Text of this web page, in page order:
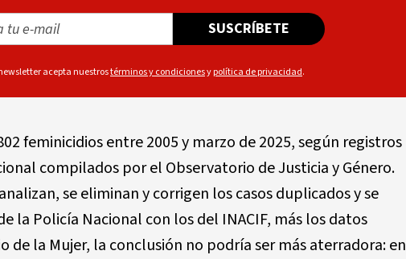
SUSCRÍBETE
acepta nuestrostérminos y condicionesypolítica de privacidad.
feminicidios entre 2005 y marzo de 2025, según registros
compilados por el Observatorio de Justicia y Género.
se eliminan y corrigen los casos duplicados y se
la Policía Nacional con los del INACIF, más los datos
de la Mujer, la conclusión no podría ser más aterradora: en